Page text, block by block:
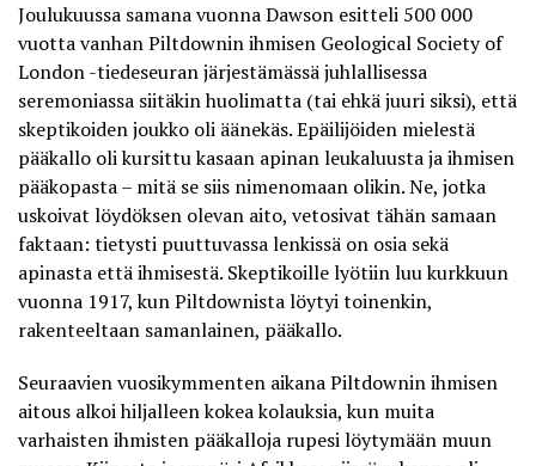
Joulukuussa samana vuonna Dawson esitteli 500 000
vuotta vanhanPiltdownin ihmisen Geological Society of
London -tiedeseuran järjestämässä juhlallisessa
seremoniassa siitäkin huolimatta (tai ehkä juuri siksi), että
skeptikoiden joukko oli äänekäs. Epäilijöiden mielestä
pääkallo oli kursittu kasaan apinan leukaluusta ja ihmisen
pääkopasta – mitä se siis nimenomaan olikin. Ne, jotka
uskoivat löydöksen olevan aito, vetosivat tähän samaan
faktaan: tietysti puuttuvassa lenkissä on osia sekä
apinasta että ihmisestä. Skeptikoille lyötiin luu kurkkuun
vuonna 1917, kun Piltdownista löytyi toinenkin,
rakenteeltaan samanlainen, pääkallo.
Seuraavien vuosikymmenten aikana Piltdownin ihmisen
aitous alkoi hiljalleen kokea kolauksia, kun muita
varhaisten ihmisten pääkalloja rupesi löytymään muun